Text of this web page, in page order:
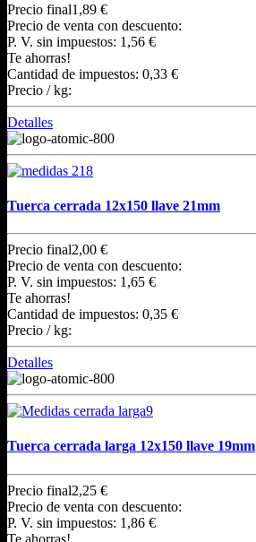
Precio final1,89 €
Precio de venta con descuento:
P. V. sin impuestos: 1,56 €
Te ahorras!
Cantidad de impuestos: 0,33 €
Precio / kg:
Detalles
Tuerca cerrada 12x150 llave 21mm
Precio final2,00 €
Precio de venta con descuento:
P. V. sin impuestos: 1,65 €
Te ahorras!
Cantidad de impuestos: 0,35 €
Precio / kg:
Detalles
Tuerca cerrada larga 12x150 llave 19mm
Precio final2,25 €
Precio de venta con descuento:
P. V. sin impuestos: 1,86 €
Te ahorras!